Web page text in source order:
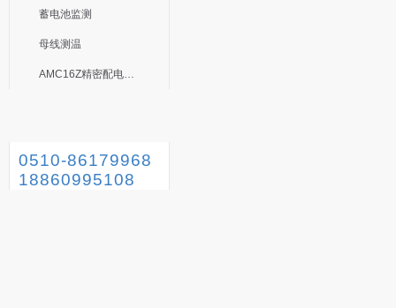
蓄电池监测
母线测温
AMC16Z精密配电监控装置
0510-86179968
18860995108